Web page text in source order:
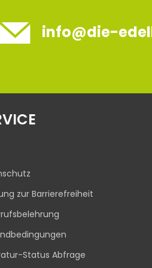
info@die-
zur Barrierefreiheit
Status Abfrage